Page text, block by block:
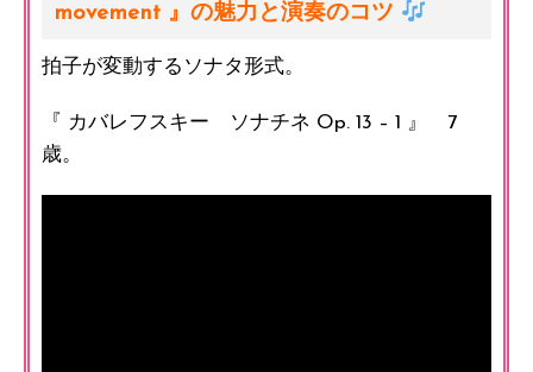
movement 』の魅力と演奏のコツ
拍子が変動するソナタ形式。
『 カバレフスキー ソナチネ Op. 13 – 1 』 7
歳。